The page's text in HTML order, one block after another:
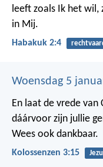
leeft zoals Ik het
in Mij.
Habakuk 2:4
Woensdag 5
En laat de vrede
dáárvoor zijn jullie
Wees ook dankbaar.
Kolossenzen 3:15